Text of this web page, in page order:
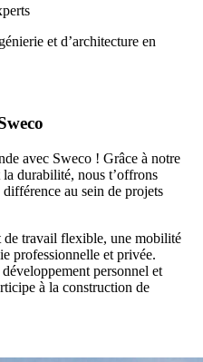
et d’architecture en
avec Sweco ! Grâce à notre
durabilité, nous t’offrons
au sein de projets
de travail flexible, une mobilité
professionnelle et privée.
personnel et
à la construction de